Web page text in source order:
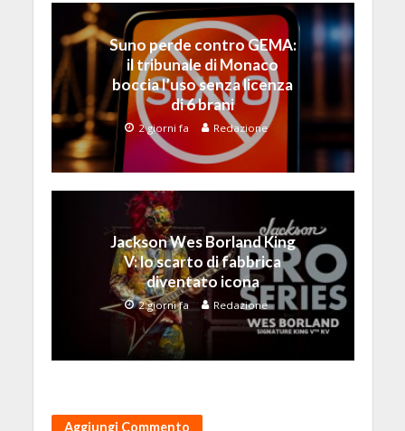
Suno perde contro GEMA:
il tribunale di Monaco
boccia l’uso senza licenza
di 6 brani
2 giorni fa Redazione
Jackson Wes Borland King
V: lo scarto di fabbrica
diventato icona
2 giorni fa Redazione
Aggiungi Commento